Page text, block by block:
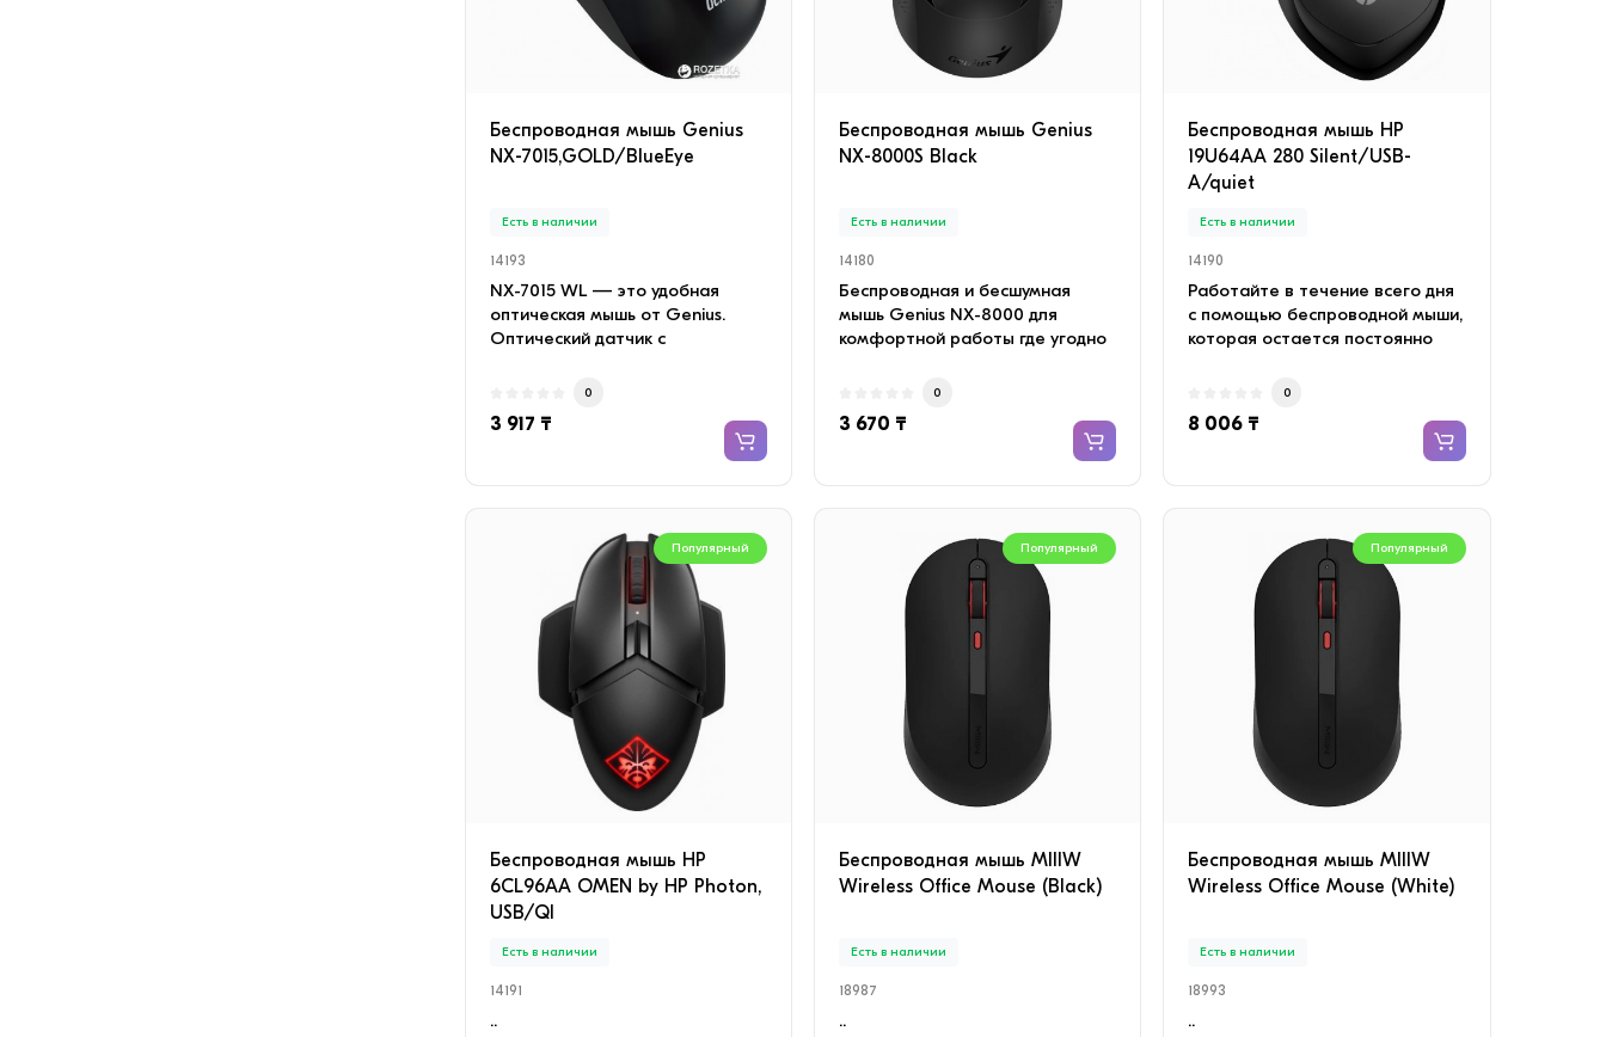
Беспроводная мышь Genius
NX-7015,GOLD/BlueEye
Есть в наличии
14193
NX-7015 WL — это удобная
оптическая мышь от Genius.
Оптический датчик с
0
3 917 ₸
Беспроводная мышь Genius
NX-8000S Black
Есть в наличии
14180
Беспроводная и бесшумная
мышь Genius NX-8000 для
комфортной работы где угодно
0
3 670 ₸
Беспроводная мышь HP
19U64AA 280 Silent/USB-
A/quiet
Есть в наличии
14190
Работайте в течение всего дня
с помощью беспроводной мыши,
которая остается постоянно
0
8 006 ₸
Популярный
Беспроводная мышь HP
6CL96AA OMEN by HP Photon,
USB/QI
Есть в наличии
14191
..
Популярный
Беспроводная мышь MIIIW
Wireless Office Mouse (Black)
Есть в наличии
18987
..
Популярный
Беспроводная мышь MIIIW
Wireless Office Mouse (White)
Есть в наличии
18993
..